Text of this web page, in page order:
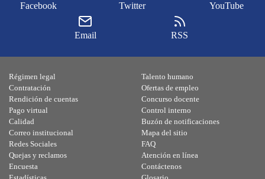
Facebook Twitter YouTube
Email RSS
Régimen legal
Contratación
Rendición de cuentas
Pago virtual
Calidad
Talento humano
Ofertas de empleo
Concurso docente
Control interno
Buzón de notificaciones
Correo institucional
Redes Sociales
Quejas y reclamos
Encuesta
Mapa del sitio
FAQ
Atención en línea
Contáctenos